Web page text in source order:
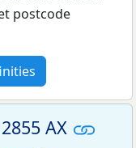
postcode
AX